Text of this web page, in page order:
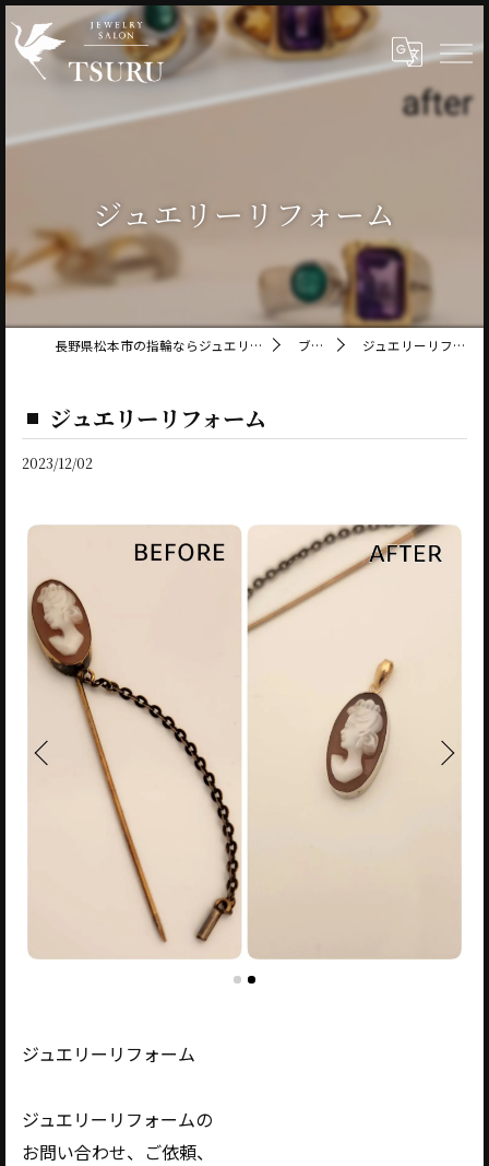
ジュエリーリフォーム
長野県松本市の指輪ならジュエリーサロン鶴 ブログ ジュエリーリフォーム
ジュエリーリフォーム
2023/12/02
ジュエリーリフォーム
ジュエリーリフォームの
お問い合わせ、ご依頼、